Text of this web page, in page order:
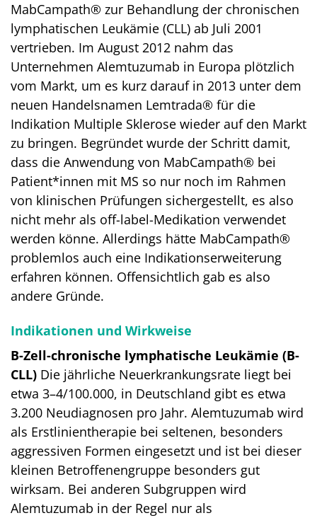
MabCampath® zur Behandlung der chronischen
lymphatischen Leukämie (CLL) ab Juli 2001
vertrieben. Im August 2012 nahm das
Unternehmen Alemtuzumab in Europa plötzlich
vom Markt, um es kurz darauf in 2013 unter dem
neuen Handelsnamen Lemtrada® für die
Indikation Multiple Sklerose wieder auf den Markt
zu bringen. Begründet wurde der Schritt damit,
dass die Anwendung von MabCampath® bei
Patient*innen mit MS so nur noch im Rahmen
von klinischen Prüfungen sichergestellt, es also
nicht mehr als off-label-Medikation verwendet
werden könne. Allerdings hätte MabCampath®
problemlos auch eine Indikationserweiterung
erfahren können. Offensichtlich gab es also
andere Gründe.
Indikationen und Wirkweise
B-Zell-chronische lymphatische Leukämie (B-
CLL) Die jährliche Neuerkrankungsrate liegt bei
etwa 3–4/100.000, in Deutschland gibt es etwa
3.200 Neudiagnosen pro Jahr. Alemtuzumab wird
als Erstlinientherapie bei seltenen, besonders
aggressiven Formen eingesetzt und ist bei dieser
kleinen Betroffenengruppe besonders gut
wirksam. Bei anderen Subgruppen wird
Alemtuzumab in der Regel nur als